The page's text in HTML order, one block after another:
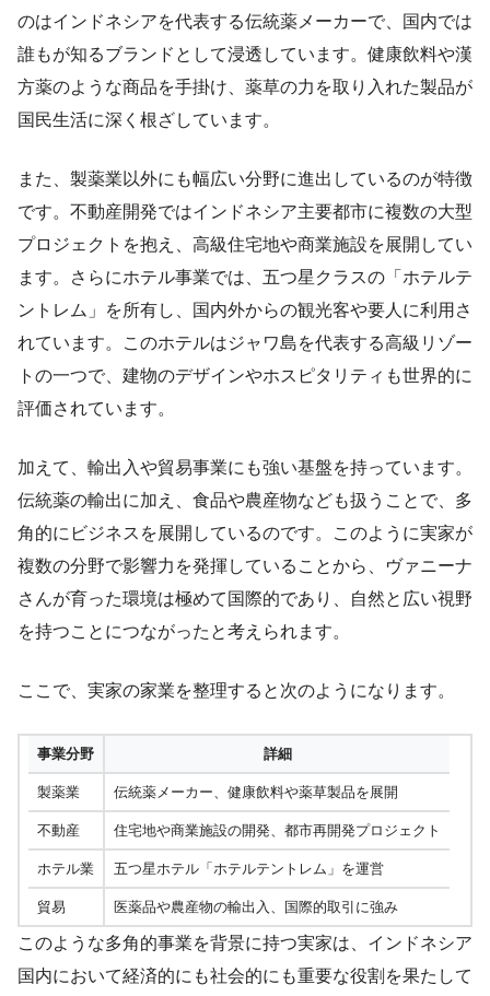
のはインドネシアを代表する伝統薬メーカーで、国内では
誰もが知るブランドとして浸透しています。健康飲料や漢
方薬のような商品を手掛け、薬草の力を取り入れた製品が
国民生活に深く根ざしています。
また、製薬業以外にも幅広い分野に進出しているのが特徴
です。不動産開発ではインドネシア主要都市に複数の大型
プロジェクトを抱え、高級住宅地や商業施設を展開してい
ます。さらにホテル事業では、五つ星クラスの「ホテルテ
ントレム」を所有し、国内外からの観光客や要人に利用さ
れています。このホテルはジャワ島を代表する高級リゾー
トの一つで、建物のデザインやホスピタリティも世界的に
評価されています。
加えて、輸出入や貿易事業にも強い基盤を持っています。
伝統薬の輸出に加え、食品や農産物なども扱うことで、多
角的にビジネスを展開しているのです。このように実家が
複数の分野で影響力を発揮していることから、ヴァニーナ
さんが育った環境は極めて国際的であり、自然と広い視野
を持つことにつながったと考えられます。
ここで、実家の家業を整理すると次のようになります。
事業分野 詳細
製薬業 伝統薬メーカー、健康飲料や薬草製品を展開
不動産 住宅地や商業施設の開発、都市再開発プロジェクト
ホテル業 五つ星ホテル「ホテルテントレム」を運営
貿易 医薬品や農産物の輸出入、国際的取引に強み
このような多角的事業を背景に持つ実家は、インドネシア
国内において経済的にも社会的にも重要な役割を果たして